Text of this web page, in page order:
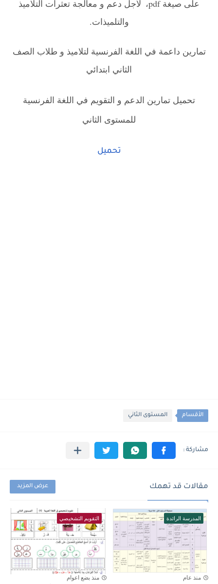
على صيغة pdf،
لأجل دعم و معالجة تعثرات التلاميذ
والتلميذات.
تمارين داعمة في اللغة الفرنسية لتلاميذ و طلاب الصف
الثاني ابتدائي
تحميل تمارين الدعم و التقويم في اللغة الفرنسية
للمستوى الثاني
تحميل
الأقسام المستوى الثاني
مقالات قد تهمك عرض المزيد
المدرسة الرائدة
منذ عام
التقويم التشخيصي
منذ بضع اعوام